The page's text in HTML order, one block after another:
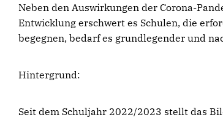
Neben den Auswirkungen der Corona-
Entwicklung erschwert es Schulen, die
begegnen, bedarf es grundlegender und
Hintergrund:
Seit dem Schuljahr 2022/2023 stellt das